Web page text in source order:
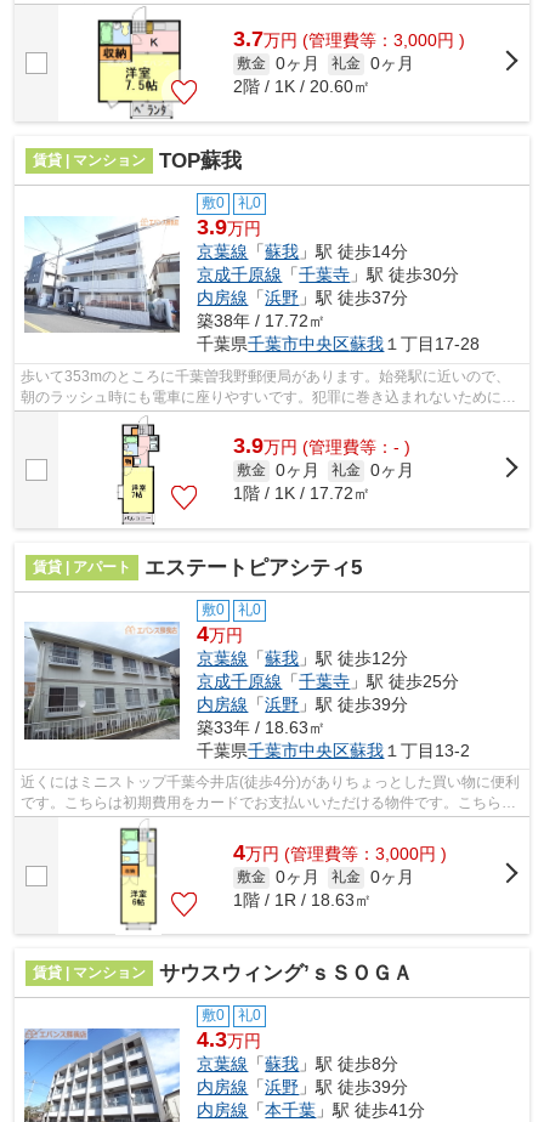
スが便利良いです。こちらの物件はアパ...
3.7万円 (管理費等：3,000円 )
敷金 0ヶ月 礼金 0ヶ月
2階 / 1K / 20.60㎡
賃貸 | マンション TOP蘇我
敷0 礼0
3.9万円
京葉線 「蘇我 」駅 徒歩14分
京成千原線 「千葉寺 」駅 徒歩30分
内房線 「浜野 」駅 徒歩37分
築38年 / 17.72㎡
千葉県千葉市中央区蘇我 １丁目17-28
歩いて353mのところに千葉曽我野郵便局があります。始発駅に近いので、
朝のラッシュ時にも電車に座りやすいです。犯罪に巻き込まれないために防
犯強化地域があります。「TOP蘇我」の物...
3.9万円 (管理費等：- )
敷金 0ヶ月 礼金 0ヶ月
1階 / 1K / 17.72㎡
賃貸 | アパート エステートピアシティ5
敷0 礼0
4万円
京葉線 「蘇我 」駅 徒歩12分
京成千原線 「千葉寺 」駅 徒歩25分
内房線 「浜野 」駅 徒歩39分
築33年 / 18.63㎡
千葉県千葉市中央区蘇我 １丁目13-2
近くにはミニストップ千葉今井店(徒歩4分)がありちょっとした買い物に便利
です。こちらは初期費用をカードでお支払いいただける物件です。こちらは
自走式駐車場付きの物件です。「エス...
4万円 (管理費等：3,000円 )
敷金 0ヶ月 礼金 0ヶ月
1階 / 1R / 18.63㎡
賃貸 | マンション サウスウィング’ｓＳＯＧＡ
敷0 礼0
4.3万円
京葉線 「蘇我 」駅 徒歩8分
内房線 「浜野 」駅 徒歩39分
内房線 「本千葉 」駅 徒歩41分